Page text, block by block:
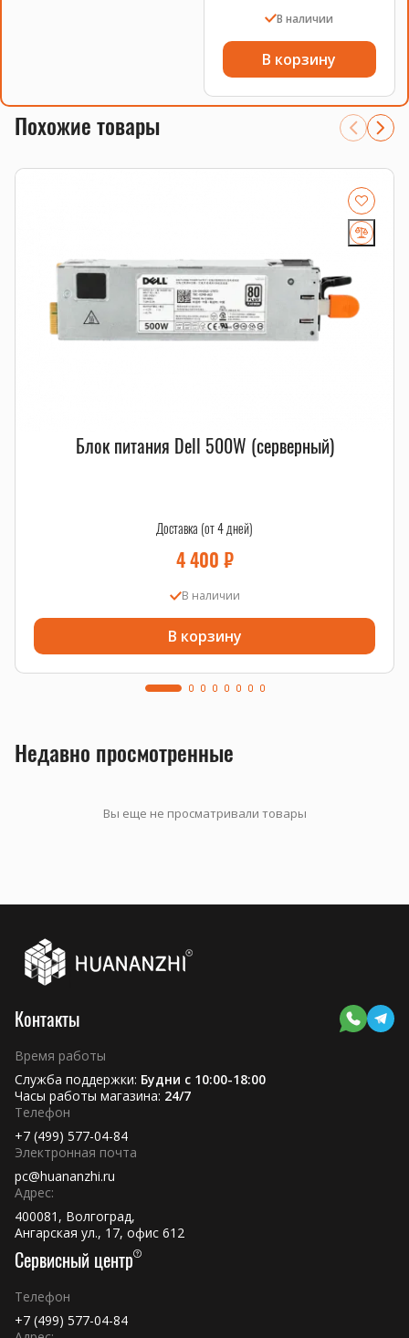
В наличии
В корзину
Похожие товары
Блок питания Dell 500W (серверный)
Доставка (от 4 дней)
4 400 ₽
В наличии
В корзину
Недавно просмотренные
Вы еще не просматривали товары
Контакты
Время работы
Служба поддержки: Будни с 10:00-18:00
Часы работы магазина: 24/7
Телефон
+7 (499) 577-04-84
Электронная почта
pc@huananzhi.ru
Адрес:
400081, Волгоград,
Ангарская ул., 17, офис 612
Сервисный центр
Телефон
+7 (499) 577-04-84